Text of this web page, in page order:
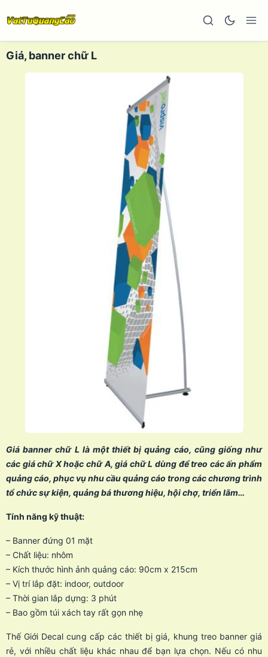
Giá, banner chữ L
Giá banner chữ L là một thiết bị quảng cáo, cũng giống như
các giá chữ X hoặc chữ A, giá chữ L dùng để treo các ấn phẩm
quảng cáo, phục vụ nhu cầu quảng cáo trong các chương trình
tổ chức sự kiện, quảng bá thương hiệu, hội chợ, triển lãm…
Tính năng kỹ thuật:
– Banner đứng 01 mặt
– Chất liệu: nhôm
– Kích thước hình ảnh quảng cáo: 90cm x 215cm
– Vị trí lắp đặt: indoor, outdoor
– Thời gian lắp dựng: 3 phút
– Bao gồm túi xách tay rất gọn nhẹ
Thế Giới Decal cung cấp các thiết bị giá, khung treo banner giá
rẻ, với nhiều chất liệu khác nhau để bạn lựa chọn. Nếu có nhu